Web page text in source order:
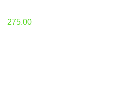
275.00